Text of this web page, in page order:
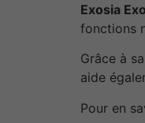
Exosia
fonctions
Grâce à
aide
Pour en